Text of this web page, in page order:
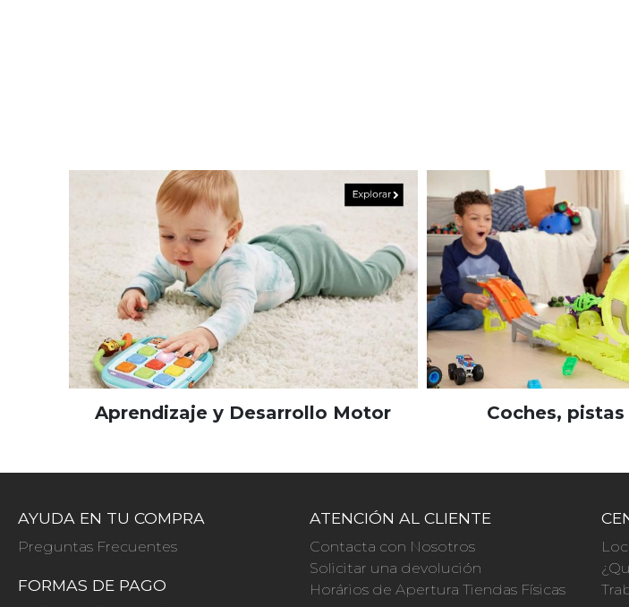
Aprendizaje y Desarrollo Motor Coches,
AYUDA EN TU COMPRA
Preguntas Frecuentes
FORMAS DE PAGO
ATENCIÓN AL CLIENTE
Contacta con Nosotros
Solicitar una devolución
Horários de Apertura Tiendas Físicas